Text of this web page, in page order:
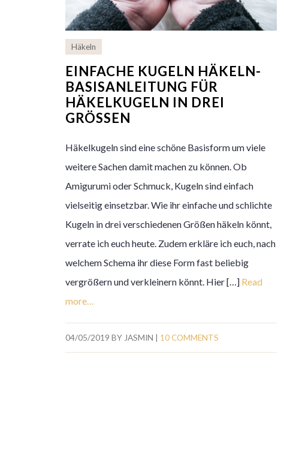
Häkeln
EINFACHE KUGELN HÄKELN-
BASISANLEITUNG FÜR
HÄKELKUGELN IN DREI
GRÖSSEN
Häkelkugeln sind eine schöne Basisform um viele
weitere Sachen damit machen zu können. Ob
Amigurumi oder Schmuck, Kugeln sind einfach
vielseitig einsetzbar. Wie ihr einfache und schlichte
Kugeln in drei verschiedenen Größen häkeln könnt,
verrate ich euch heute. Zudem erkläre ich euch, nach
welchem Schema ihr diese Form fast beliebig
vergrößern und verkleinern könnt. Hier […] Read
more…
04/05/2019 BYJASMIN 10 COMMENTS